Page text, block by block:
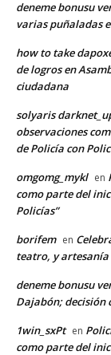
deneme bonusu
varias puñaladas
how to take
de logros en
ciudadana
solyaris
observaciones
de Policía con
omgomg_mykl en
como parte del
Policías”
borifem en
teatro, y artesanía
deneme bonusu
Dajabón; decisión
1win_sxPt en
como parte del